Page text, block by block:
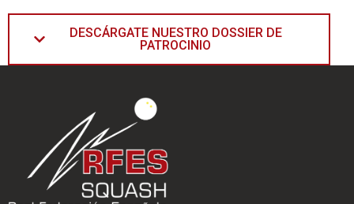
DESCÁRGATE NUESTRO DOSSIER DE
PATROCINIO